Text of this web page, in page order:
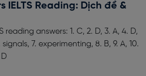
IELTS Reading: Dịch đề &
reading answers: 1. C, 2. D, 3. A, 4. D,
7. experimenting, 8. B, 9. A, 10.
D